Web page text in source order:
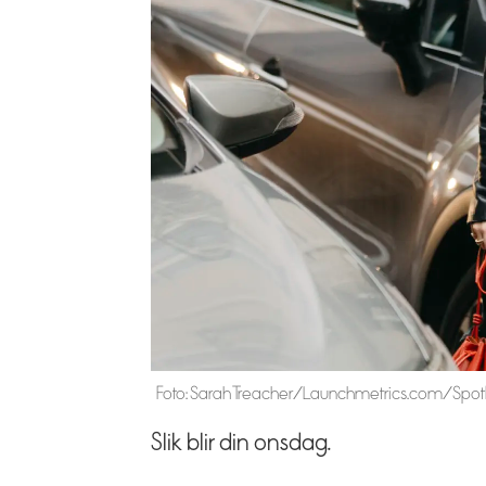
Foto: Sarah Treacher/Launchmetrics.com/
Slik blir din onsdag.